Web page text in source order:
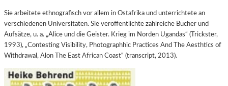
Sie arbeitete ethnografisch vor allem in Ostafrika und unterrichtete an
verschiedenen Universitäten. Sie veröffentlichte zahlreiche Bücher und
Aufsätze, u. a. „Alice und die Geister. Krieg im Norden Ugandas“ (Trickster,
1993), „Contesting Visibility, Photographhic Practices And The Aesthtics of
Withdrawal, Alon The East African Coast“ (transcript, 2013).